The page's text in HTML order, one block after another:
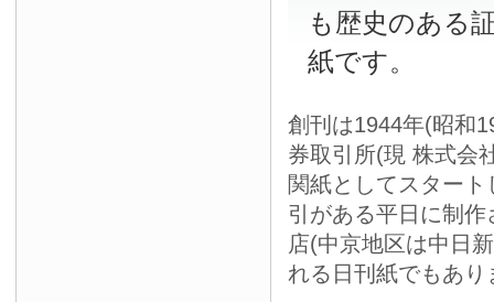
も歴史のある
紙です。
創刊は1944年(昭和
券取引所(現 株式会
関紙としてスター
引がある平日に制
店(中京地区は中日
れる日刊紙でもあり